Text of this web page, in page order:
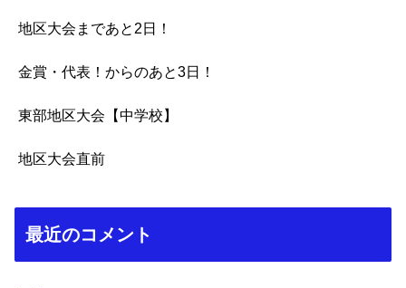
地区大会まであと2日！
金賞・代表！からのあと3日！
東部地区大会【中学校】
地区大会直前
最近のコメント